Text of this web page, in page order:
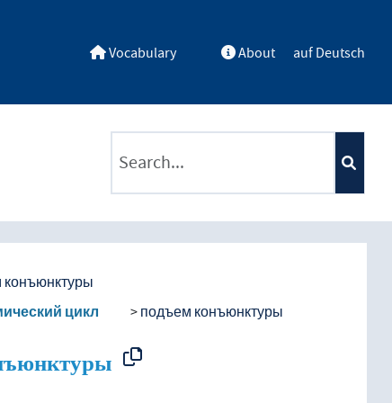
Vocabulary About auf Deutsch
by a criterion
цикл подъем конъюнктуры